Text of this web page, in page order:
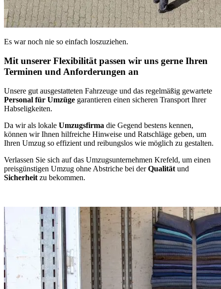
Es war noch nie so einfach loszuziehen.
Mit unserer Flexibilität passen wir uns gerne Ihren
Terminen und Anforderungen an
Unsere gut ausgestatteten Fahrzeuge und das regelmäßig gewartete
Personal für Umzüge garantieren einen sicheren Transport Ihrer
Habseligkeiten.
Da wir als lokale Umzugsfirma die Gegend bestens kennen,
können wir Ihnen hilfreiche Hinweise und Ratschläge geben, um
Ihren Umzug so effizient und reibungslos wie möglich zu gestalten.
Verlassen Sie sich auf das Umzugsunternehmen Krefeld, um einen
preisgünstigen Umzug ohne Abstriche bei derQualität und
Sicherheit zu bekommen.